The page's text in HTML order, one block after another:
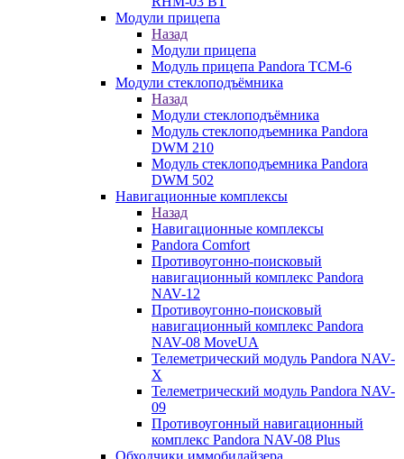
Модули прицепа
Назад
Модули прицепа
Модуль прицепа Pandora TCM-6
Модули стеклоподъёмника
Назад
Модули стеклоподъёмника
Модуль стеклоподъемника Pandora
DWM 210
Модуль стеклоподъемника Pandora
DWM 502
Навигационные комплексы
Назад
Навигационные комплексы
Pandora Comfort
Противоугонно-поисковый
навигационный комплекс Pandora
NAV-12
Противоугонно-поисковый
навигационный комплекс Pandora
NAV-08 MoveUA
Телеметрический модуль Pandora NAV-
X
Телеметрический модуль Pandora NAV-
09
Противоугонный навигационный
комплекс Pandora NAV-08 Plus
Обходчики иммобилайзера